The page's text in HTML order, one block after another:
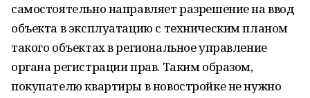
самостоятельно направляет разрешение на ввод
объекта в эксплуатацию с техническим планом
такого объектах в региональное управление
органа регистрации прав. Таким образом,
покупателю квартиры в новостройке не нужно